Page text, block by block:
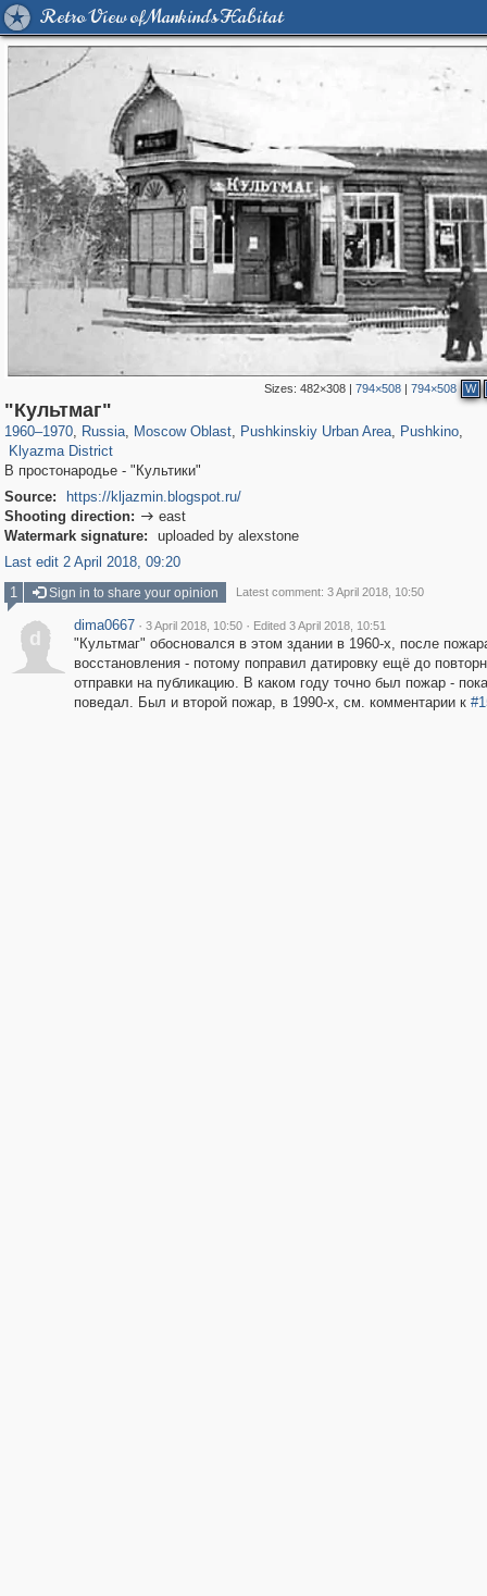
Retro View of Mankind's Habitat
Sizes: 482×308| 794×508| 794×508 W
"Культмаг"
1960–1970, Russia
1,406,837
, Moscow Oblast
96,438
, Pushkinskiy Urban Area, Pushkino,
Klyazma District
234 7
В простонародье - "Культики"
Source:
https://kljazmin.blogspot.ru/
Shooting direction:  east
Watermark signature:
uploaded by alexstone
Last edit 2 April 2018, 09:20
1
Sign in to share your opinion Latest comment: 3 April 2018, 10:50
d
dima0667 · 3 April 2018, 10:50 · Edited 3 April 2018, 10:51
"Культмаг" обосновался в этом здании в 1960-х, после
восстановления - потому поправил датировку ещё до
отправки на публикацию. В каком году точно был пожар -
поведал. Был и второй пожар, в 1990-х, см. комментарии к